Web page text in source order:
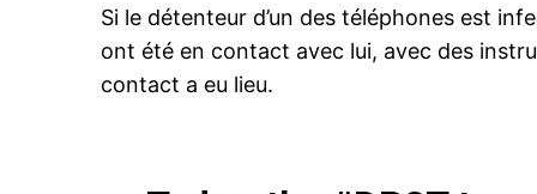
patients atteints du
rapproche de la solution
Apple et Google. «Nous
2 May 2020
Si le détenteur d’un des téléphones est
ont été en contact avec lui, avec des
contact a eu lieu.